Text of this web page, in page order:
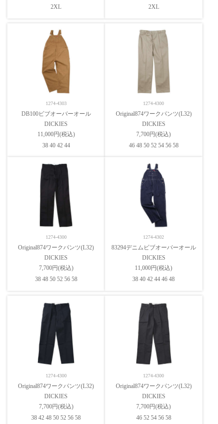
2XL
2XL
1274-4303
DB100ビブオーバーオール
DICKIES
11,000円(税込)
38 40 42 44
1274-4300
Original874ワークパンツ(L32)
DICKIES
7,700円(税込)
46 48 50 52 54 56 58
1274-4300
Original874ワークパンツ(L32)
DICKIES
7,700円(税込)
38 48 50 52 56 58
1274-4302
83294デニムビブオーバーオール
DICKIES
11,000円(税込)
38 40 42 44 46 48
1274-4300
Original874ワークパンツ(L32)
DICKIES
7,700円(税込)
38 42 48 50 52 56 58
1274-4300
Original874ワークパンツ(L32)
DICKIES
7,700円(税込)
46 52 54 56 58